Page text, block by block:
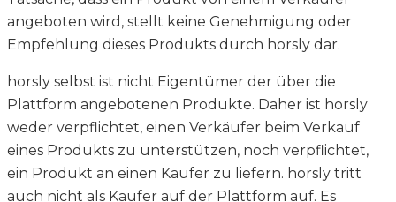
angeboten wird, stellt keine Genehmigung oder
Empfehlung dieses Produkts durch horsly dar.
horsly selbst ist nicht Eigentümer der über die
Plattform angebotenen Produkte. Daher ist horsly
weder verpflichtet, einen Verkäufer beim Verkauf
eines Produkts zu unterstützen, noch verpflichtet,
ein Produkt an einen Käufer zu liefern. horsly tritt
auch nicht als Käufer auf der Plattform auf. Es